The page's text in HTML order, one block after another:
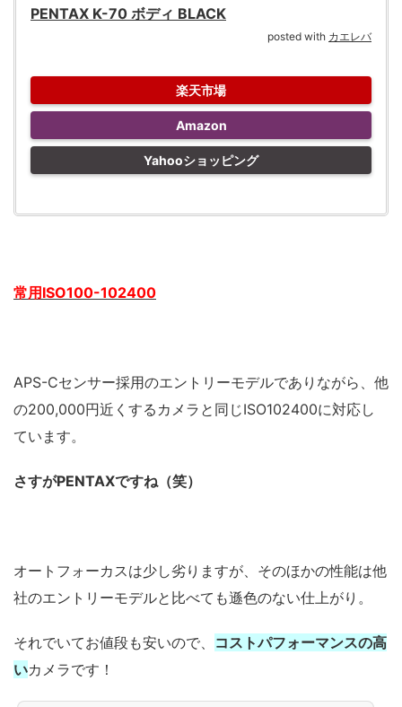
PENTAX K-70 ボディ BLACK
posted with カエレバ
楽天市場
Amazon
Yahooショッピング
常用ISO100-102400
APS-Cセンサー採用のエントリーモデルでありながら、他
の200,000円近くするカメラと同じISO102400に対応し
ています。
さすがPENTAXですね（笑）
オートフォーカスは少し劣りますが、そのほかの性能は他
社のエントリーモデルと比べても遜色のない仕上がり。
それでいてお値段も安いので、 コストパフォーマンスの高
いカメラです！